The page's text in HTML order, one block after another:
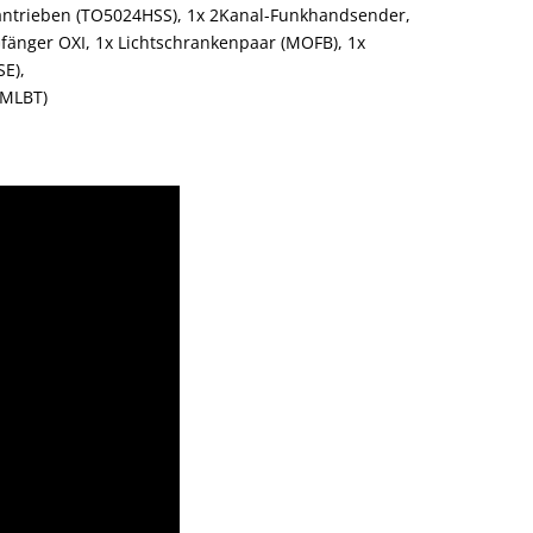
(TO5024HSS), 1x 2Kanal-Funkhandsender,
OXI, 1x Lichtschrankenpaar (MOFB), 1x